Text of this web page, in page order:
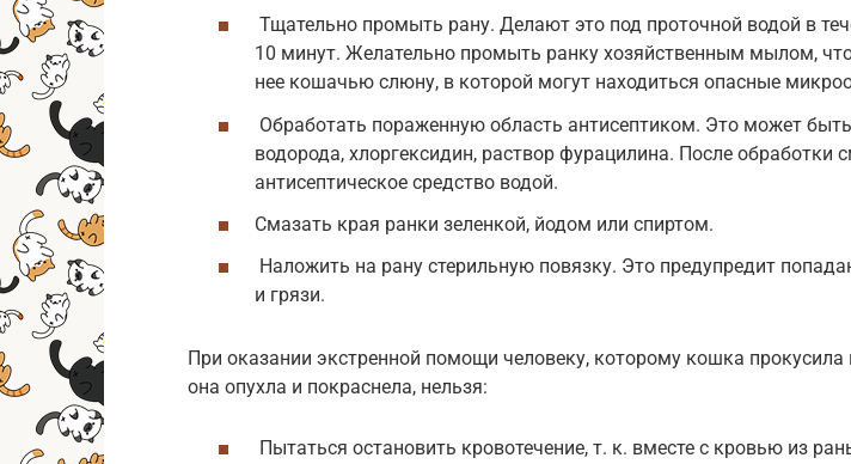
Тщательно промыть рану. Делают это под проточной водой в
10 минут. Желательно промыть ранку хозяйственным мылом,
нее кошачью слюну, в которой могут находиться опасные
Обработать пораженную область антисептиком. Это может
водорода, хлоргексидин, раствор фурацилина. После обработки
антисептическое средство водой.
Смазать края ранки зеленкой, йодом или спиртом.
Наложить на рану стерильную повязку. Это предупредит
и грязи.
При оказании экстренной помощи человеку, которому кошка прокусила
она опухла и покраснела, нельзя:
Пытаться остановить кровотечение, т. к. вместе с кровью из